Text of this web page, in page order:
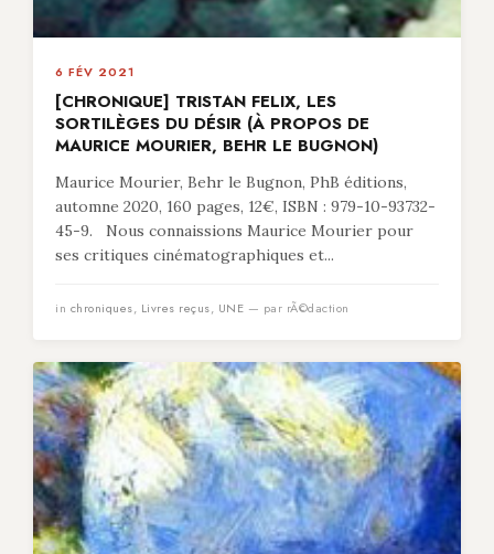
6 FÉV 2021
[CHRONIQUE] TRISTAN FELIX, LES
SORTILÈGES DU DÉSIR (À PROPOS DE
MAURICE MOURIER, BEHR LE BUGNON)
Maurice Mourier, Behr le Bugnon, PhB éditions,
automne 2020, 160 pages, 12€, ISBN : 979-10-93732-
45-9. Nous connaissions Maurice Mourier pour
ses critiques cinématographiques et...
in chroniques, Livres reçus, UNE — par rÃ©daction